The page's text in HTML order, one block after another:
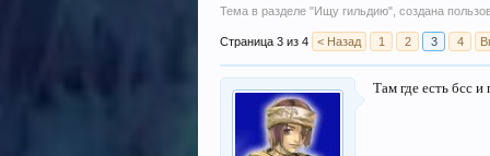
Тема в разделе "Ищу гильдию", создана
Страница 3 из 4 < Назад 1 2 3 4
Там где есть бсс